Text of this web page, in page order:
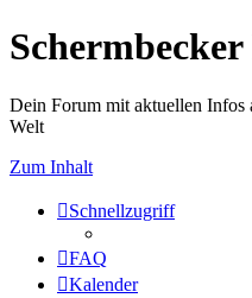
Dein Forum mit aktuellen Infos
Welt
Zum Inhalt
Schnellzugriff
FAQ
Kalender